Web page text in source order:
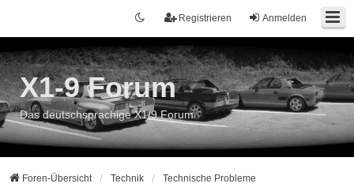
Anmelden
Registrieren
X1-9 Forum
Das deutschsprachige X1/9 Forum
Foren-Übersicht Technik Technische Probleme